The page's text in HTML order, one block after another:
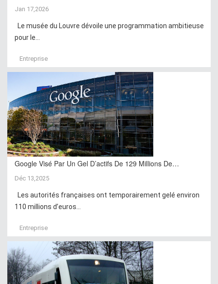
Jan 17,2026
Le musée du Louvre dévoile une programmation ambitieuse
pour le...
Entreprise
Google Visé Par Un Gel D’actifs De 129 Millions De…
Déc 13,2025
Les autorités françaises ont temporairement gelé environ
110 millions d’euros...
Entreprise